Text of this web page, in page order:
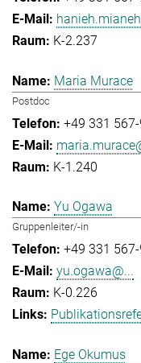
K-2.237
Maria Murace
Postdoc
+49 331
K-1.240
Yu Ogawa
Gruppenleiter/-in
+49 331
yu.ogawa@...
K-0.226
Ege Okumus